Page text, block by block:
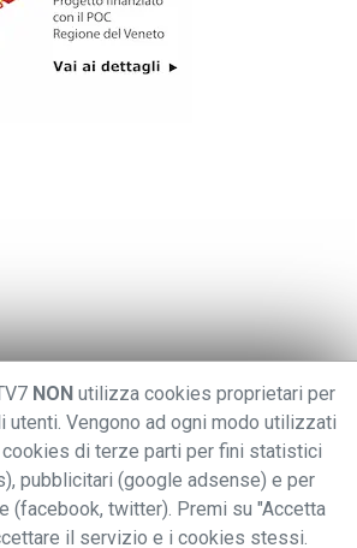
NON utilizza cookies proprietari per
utenti. Vengono ad ogni modo utilizzati
di terze parti per fini statistici
pubblicitari (google adsense) e per
(facebook, twitter). Premi su "Accetta
il servizio e i cookies stessi.